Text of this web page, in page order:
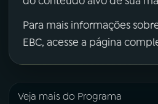
Para mais informações
EBC, acesse a página
Veja mais do Programa